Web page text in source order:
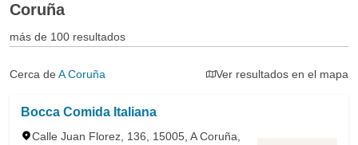
Coruña
más de 100 resultados
Cerca de A Coruña Ver resultados en el mapa
Bocca Comida Italiana
Calle Juan Florez, 136, 15005, A Coruña,